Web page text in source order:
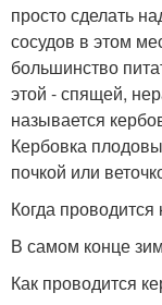
просто сделать
сосудов в этом
большинство
этой - спящей,
называется
Кербовка
почкой или
Когда
В самом конце
Как проводится